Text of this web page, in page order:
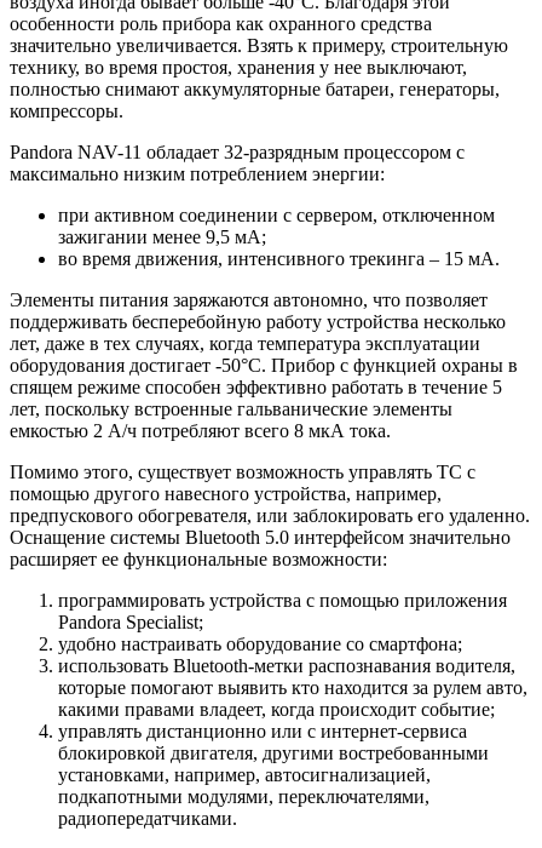
особенности роль прибора как охранного средства
значительно увеличивается. Взять к примеру, строительную
технику, во время простоя, хранения у нее выключают,
полностью снимают аккумуляторные батареи, генераторы,
компрессоры.
Pandora NAV-11 обладает 32-разрядным процессором с
максимально низким потреблением энергии:
при активном соединении с сервером, отключенном
зажигании менее 9,5 мА;
во время движения, интенсивного трекинга – 15 мА.
Элементы питания заряжаются автономно, что позволяет
поддерживать бесперебойную работу устройства несколько
лет, даже в тех случаях, когда температура эксплуатации
оборудования достигает -50°C. Прибор с функцией охраны в
спящем режиме способен эффективно работать в течение 5
лет, поскольку встроенные гальванические элементы
емкостью 2 А/ч потребляют всего 8 мкА тока.
Помимо этого, существует возможность управлять ТС с
помощью другого навесного устройства, например,
предпускового обогревателя, или заблокировать его удаленно.
Оснащение системы Bluetooth 5.0 интерфейсом значительно
расширяет ее функциональные возможности:
программировать устройства с помощью приложения
Pandora Specialist;
удобно настраивать оборудование со смартфона;
использовать Bluetooth-метки распознавания водителя,
которые помогают выявить кто находится за рулем авто,
какими правами владеет, когда происходит событие;
управлять дистанционно или с интернет-сервиса
блокировкой двигателя, другими востребованными
установками, например, автосигнализацией,
подкапотными модулями, переключателями,
радиопередатчиками.